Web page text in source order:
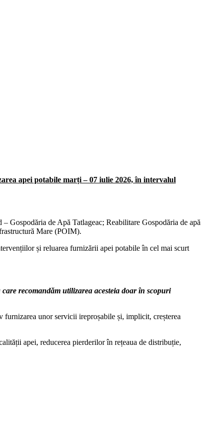
apei potabile marți – 07 iulie 2026, în intervalul
Gospodăria de Apă Tatlageac; Reabilitare Gospodăria de apă
Mare (POIM).
și reluarea furnizării apei potabile în cel mai scurt
recomandăm utilizarea acesteia doar în scopuri
furnizarea unor servicii ireproșabile și, implicit, creșterea
apei, reducerea pierderilor în rețeaua de distribuție,